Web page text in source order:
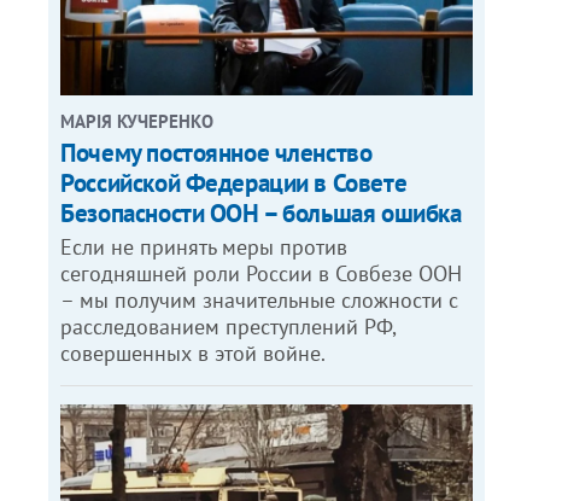
МАРІЯ КУЧЕРЕНКО
​Почему постоянное членство
Российской Федерации в Совете
Безопасности ООН – большая ошибка
Если не принять меры против
сегодняшней роли России в Совбезе ООН
– мы получим значительные сложности с
расследованием преступлений РФ,
совершенных в этой войне.